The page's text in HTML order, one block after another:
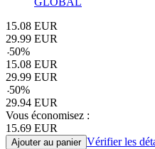
15.08 EUR
29.99 EUR
-50%
15.08 EUR
29.99 EUR
-50%
29.94 EUR
Vous économisez :
15.69 EUR
Ajouter au panier Vérifier les